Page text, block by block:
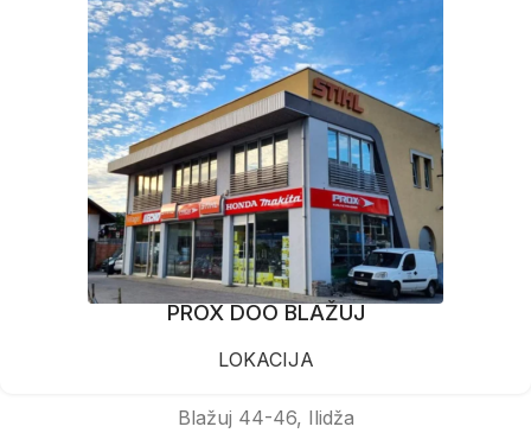
PROX DOO BLAŽUJ
LOKACIJA
Blažuj 44-46, Ilidža